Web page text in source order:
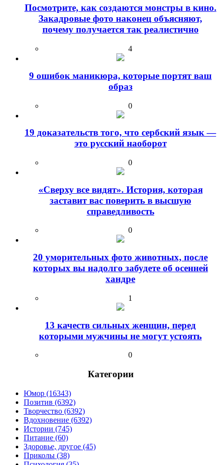
Посмотрите, как создаются монстры в кино.
Закадровые фото наконец объясняют,
почему получается так реалистично
4
9 ошибок маникюра, которые портят ваш
образ
0
19 доказательств того, что сербский язык —
это русский наоборот
0
«Сверху все видят». История, которая
заставит вас поверить в высшую
справедливость
0
20 уморительных фото животных, после
которых вы надолго забудете об осенней
хандре
1
13 качеств сильных женщин, перед
которыми мужчины не могут устоять
0
Категории
Юмор (16343)
Позитив (6392)
Творчество (6392)
Вдохновение (6392)
Истории (745)
Питание (60)
Здоровье, другое (45)
Приколы (38)